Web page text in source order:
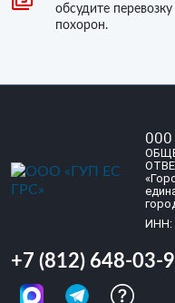
обсудите
похорон.
ООО
ИНН:
+7 (812) 648-03-